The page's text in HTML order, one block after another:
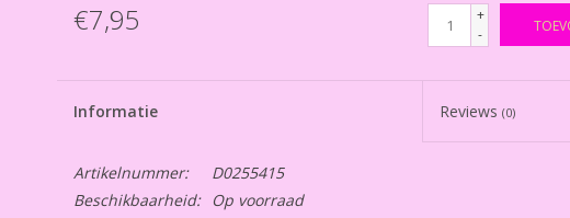
€7,95
+
-
Informatie Reviews(0)
Artikelnummer:
D0255415
Beschikbaarheid:
Op voorraad